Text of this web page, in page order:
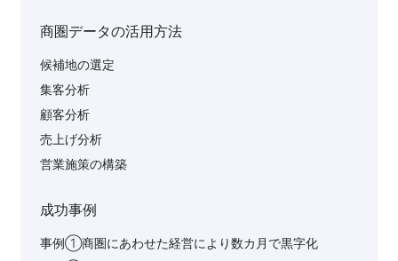
商圏データの活用方法
候補地の選定
集客分析
顧客分析
売上げ分析
営業施策の構築
成功事例
事例①商圏にあわせた経営により数カ月で黒字化